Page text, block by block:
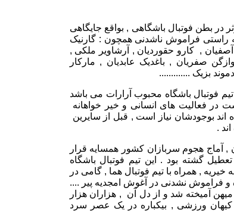
در بطن فوتبال باشگاهی , بواقع جایگاهی
راستی فراموش ناشدنی همچون : گارنیک
آصفیان , کارو حقوردیان ,
آرشاویر ملکی ,
صفریان , باغدیک عابدیان , مارکار
بزیک .............
فوتبال باشگاه محبوب آرارات می باشد
در فعالیت های انسانی و خیر خواهانه
بوجودشان نیاز است , قبل از سایرین
.
, آماج هجوم سربازان کشور همسایه قرار
گشته بود . این تیم فوتبال باشگاه
, همراه با تیم فوتبال هما , گامی در
و فراموش نشدنی در آغوش امجدیه پیر ....
آمیخته شد و از دل آن , هزاران هزار
کیهان ورزشی , بیکباره در یک عصر سرد